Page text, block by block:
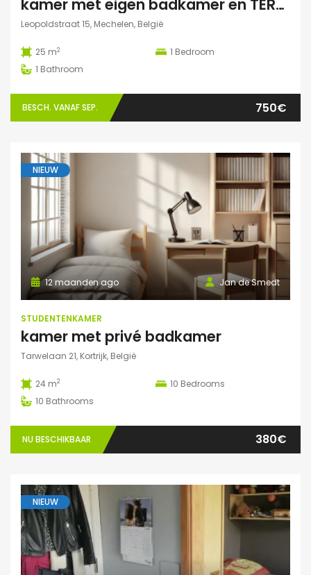
kamer met eigen badkamer en TERRAS
Leopoldstraat 15, Mechelen, België
25 m2 1 Bedroom
1 Bathroom
BESCH. VANAF SEP. 750€
NIEUW
Jan de Smedt
12 maanden ago
STUDENTENKAMER
kamer met privé badkamer
Tarwelaan 21, Kortrijk, België
24 m2 10 Bedrooms
10 Bathrooms
NU BESCHIKBAAR 380€
NIEUW